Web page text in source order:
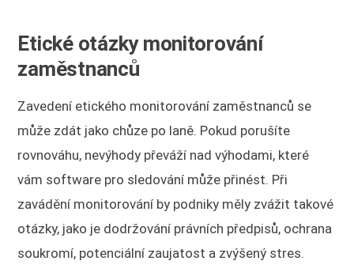
Etické otázky monitorování
zaměstnanců
Zavedení etického monitorování zaměstnanců se
může zdát jako chůze po laně. Pokud porušíte
rovnováhu, nevýhody převáží nad výhodami, které
vám software pro sledování může přinést. Při
zavádění monitorování by podniky měly zvážit takové
otázky, jako je dodržování právních předpisů, ochrana
soukromí, potenciální zaujatost a zvýšený stres.